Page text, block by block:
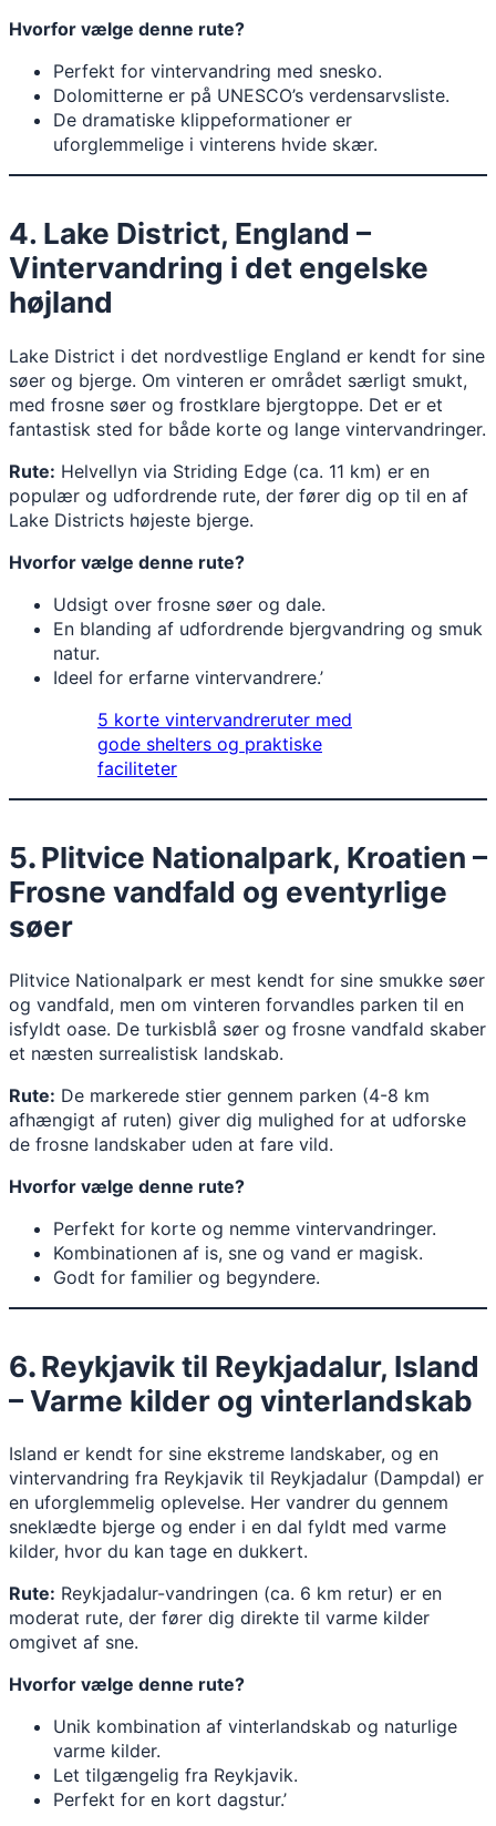
Hvorfor vælge denne rute?
Perfekt for vintervandring med snesko.
Dolomitterne er på UNESCO’s verdensarvsliste.
De dramatiske klippeformationer er
uforglemmelige i vinterens hvide skær.
4. Lake District, England –
Vintervandring i det engelske
højland
Lake District i det nordvestlige England er kendt for sine
søer og bjerge. Om vinteren er området særligt smukt,
med frosne søer og frostklare bjergtoppe. Det er et
fantastisk sted for både korte og lange vintervandringer.
Rute: Helvellyn via Striding Edge (ca. 11 km) er en
populær og udfordrende rute, der fører dig op til en af
Lake Districts højeste bjerge.
Hvorfor vælge denne rute?
Udsigt over frosne søer og dale.
En blanding af udfordrende bjergvandring og smuk
natur.
Ideel for erfarne vintervandrere.’
5 korte vintervandreruter med
gode shelters og praktiske
faciliteter
5.Plitvice Nationalpark, Kroatien –
Frosne vandfald og eventyrlige
søer
Plitvice Nationalpark er mest kendt for sine smukke søer
og vandfald, men om vinteren forvandles parken til en
isfyldt oase. De turkisblå søer og frosne vandfald skaber
et næsten surrealistisk landskab.
Rute: De markerede stier gennem parken (4-8 km
afhængigt af ruten) giver dig mulighed for at udforske
de frosne landskaber uden at fare vild.
Hvorfor vælge denne rute?
Perfekt for korte og nemme vintervandringer.
Kombinationen af is, sne og vand er magisk.
Godt for familier og begyndere.
6.Reykjavik til Reykjadalur, Island
– Varme kilder og vinterlandskab
Island er kendt for sine ekstreme landskaber, og en
vintervandring fra Reykjavik til Reykjadalur (Dampdal) er
en uforglemmelig oplevelse. Her vandrer du gennem
sneklædte bjerge og ender i en dal fyldt med varme
kilder, hvor du kan tage en dukkert.
Rute: Reykjadalur-vandringen (ca. 6 km retur) er en
moderat rute, der fører dig direkte til varme kilder
omgivet af sne.
Hvorfor vælge denne rute?
Unik kombination af vinterlandskab og naturlige
varme kilder.
Let tilgængelig fra Reykjavik.
Perfekt for en kort dagstur.’